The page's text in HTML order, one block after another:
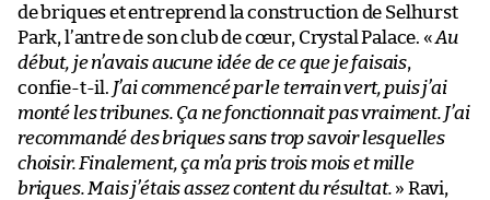
de briques et entreprend la construction de Selhurst
Park, l’antre de son club de cœur, Crystal Palace. «Au
début, je n’avais aucune idée de ce que je faisais,
confie-t-il. J’ai commencé par le terrain vert, puis j’ai
monté les tribunes. Ça ne fonctionnait pas vraiment. J’ai
recommandé des briques sans trop savoir lesquelles
choisir. Finalement, ça m’a pris trois mois et mille
briques. Mais j’étais assez content du résultat. » Ravi,